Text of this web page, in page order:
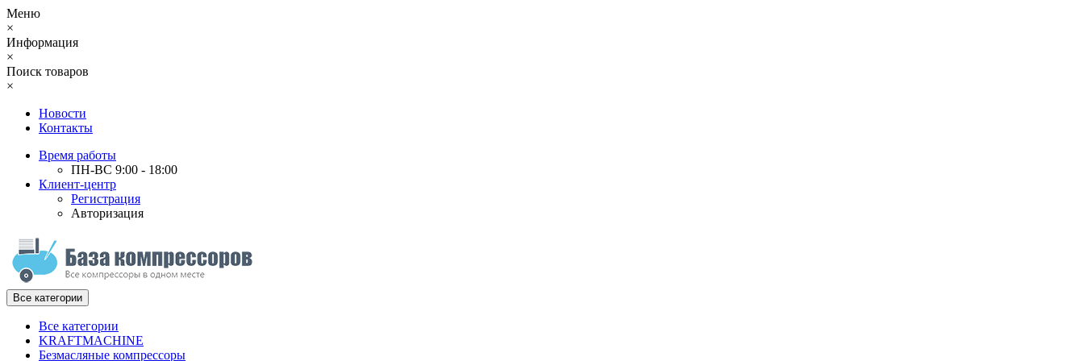
Меню
×
Информация
×
Поиск товаров
×
Новости
Контакты
Время работы
ПН-ВС 9:00 - 18:00
Клиент-центр
Регистрация
Авторизация
Все категории
Все категории
KRAFTMACHINE
Безмасляные компрессоры